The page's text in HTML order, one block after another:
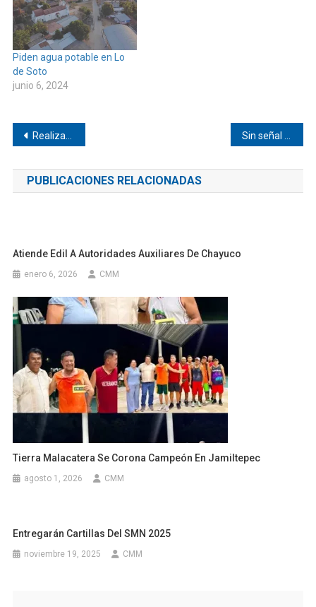
Piden agua potable en Lo
de Soto
junio 6, 2024
Navegación
de
entradas
Realizan revisión técnica para el bordo del Río de la Arena en Pinotepa
PUBLICACIONES RELACIONADAS
Atiende Edil A Autoridades Auxiliares De Chayuco
enero 6, 2026 CMM
Tierra Malacatera Se Corona Campeón En Jamiltepec
agosto 1, 2026 CMM
Entregarán Cartillas Del SMN 2025
noviembre 19, 2025 CMM